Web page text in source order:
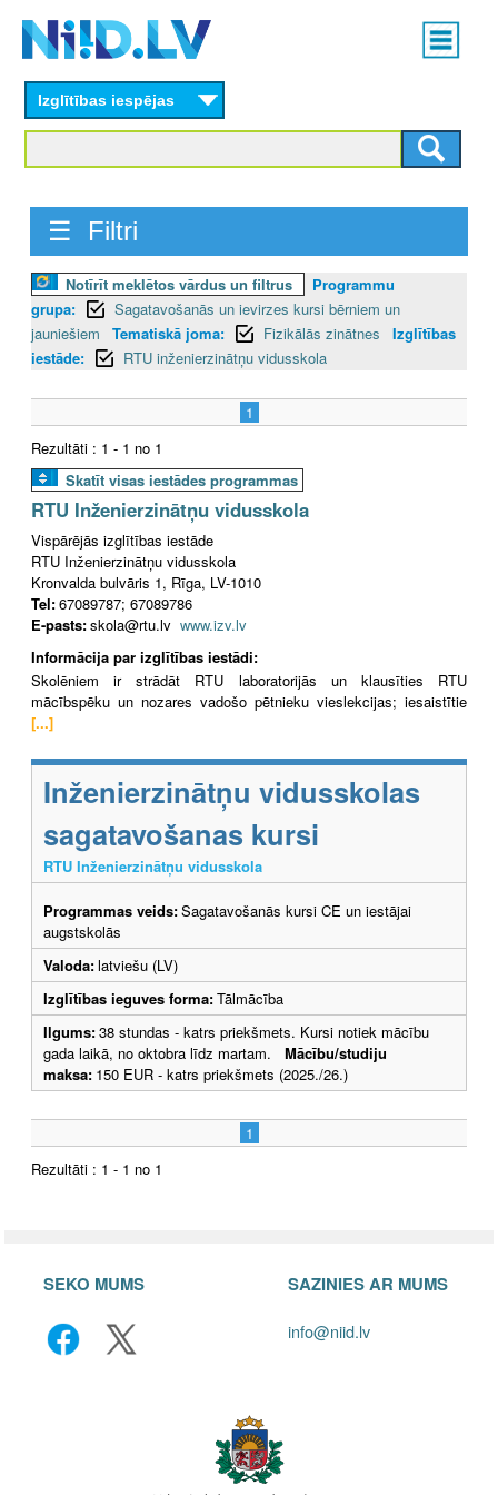
content
Main
menu
Izglītības iespējas
☰ Filtri
Notīrīt meklētos vārdus un filtrus
Programmu
grupa:
Sagatavošanās un ievirzes kursi bērniem un
jauniešiem
Tematiskā joma: Fizikālās zinātnes
Izglītības
iestāde:
RTU inženierzinātņu vidusskola
1
Rezultāti : 1 - 1 no 1
Skatīt visas iestādes programmas
RTU Inženierzinātņu vidusskola
Vispārējās izglītības iestāde
RTU Inženierzinātņu vidusskola
Kronvalda bulvāris 1, Rīga, LV-1010
Tel:67089787; 67089786
E-pasts:skola@rtu.lv www.izv.lv
Informācija par izglītības iestādi:
Skolēniem ir strādāt RTU laboratorijās un klausīties RTU
mācībspēku un nozares vadošo pētnieku vieslekcijas; iesaistītie
[...]
Inženierzinātņu vidusskolas
sagatavošanas kursi
RTU Inženierzinātņu vidusskola
Programmas veids:Sagatavošanās kursi CE un iestājai
augstskolās
Valoda:latviešu (LV)
Izglītības ieguves forma:Tālmācība
Ilgums:38 stundas - katrs priekšmets. Kursi notiek mācību
gada laikā, no oktobra līdz martam. Mācību/studiju
maksa: 150 EUR - katrs priekšmets (2025./26.)
1
Rezultāti : 1 - 1 no 1
SEKO MUMS SAZINIES AR MUMS
info@niid.lv